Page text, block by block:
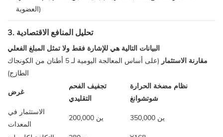
العضوية)
3. تحليل المنافع الاقتصادية
البيانات التالية هي للإشارة فقط ولا تمثل المبلغ الفعلي
مقارنة الاستثمار
(على أساس المعالجة اليومية لـ 5 أطنان من الكونجاك
الطازج)
غرض
تجفيف الفحم
التقليدي
نظام مضخة الحرارة
شوتشوانغ
الاستثمار في
المعدات
200,000 ين 350,000 ين